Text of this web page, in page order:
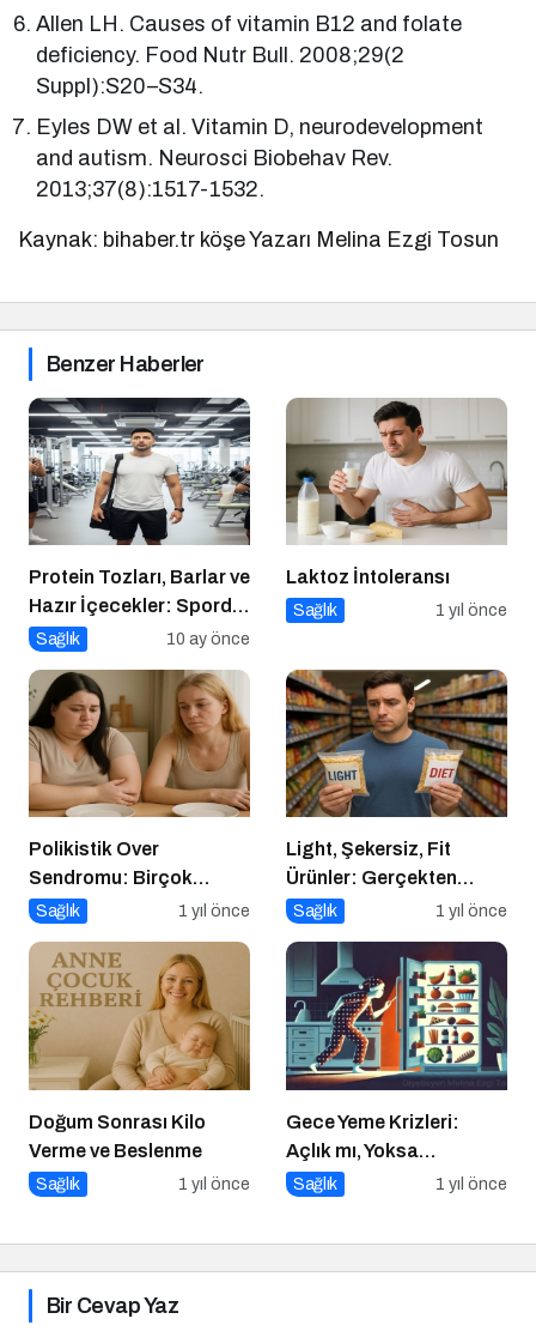
Allen LH. Causes of vitamin B12 and folate
deficiency. Food Nutr Bull. 2008;29(2
Suppl):S20–S34.
Eyles DW et al. Vitamin D, neurodevelopment
and autism. Neurosci Biobehav Rev.
2013;37(8):1517-1532.
Kaynak: bihaber.tr köşe Yazarı Melina Ezgi Tosun
Benzer Haberler
Protein Tozları, Barlar ve
Hazır İçecekler: Sporda
Takviye mi, Tuzak mı?
Sağlık 10 ay önce
Laktoz İntoleransı
Sağlık 1 yıl önce
Polikistik Over
Sendromu: Birçok
Kadının Sessiz Yoldaşı
Sağlık 1 yıl önce
Light, Şekersiz, Fit
Ürünler: Gerçekten
Daha Sağlıklı mı?
Sağlık 1 yıl önce
Doğum Sonrası Kilo
Verme ve Beslenme
Sağlık 1 yıl önce
Gece Yeme Krizleri:
Açlık mı, Yoksa
Duygusal İhtiyaçlar mı?
Sağlık 1 yıl önce
Bir Cevap Yaz